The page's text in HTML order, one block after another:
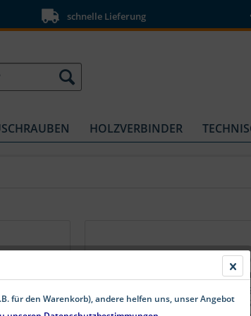
schnelle Lieferung
HOLZVERBINDER
DIN
aus
für den Warenkorb), andere helfen uns, unser Angebot